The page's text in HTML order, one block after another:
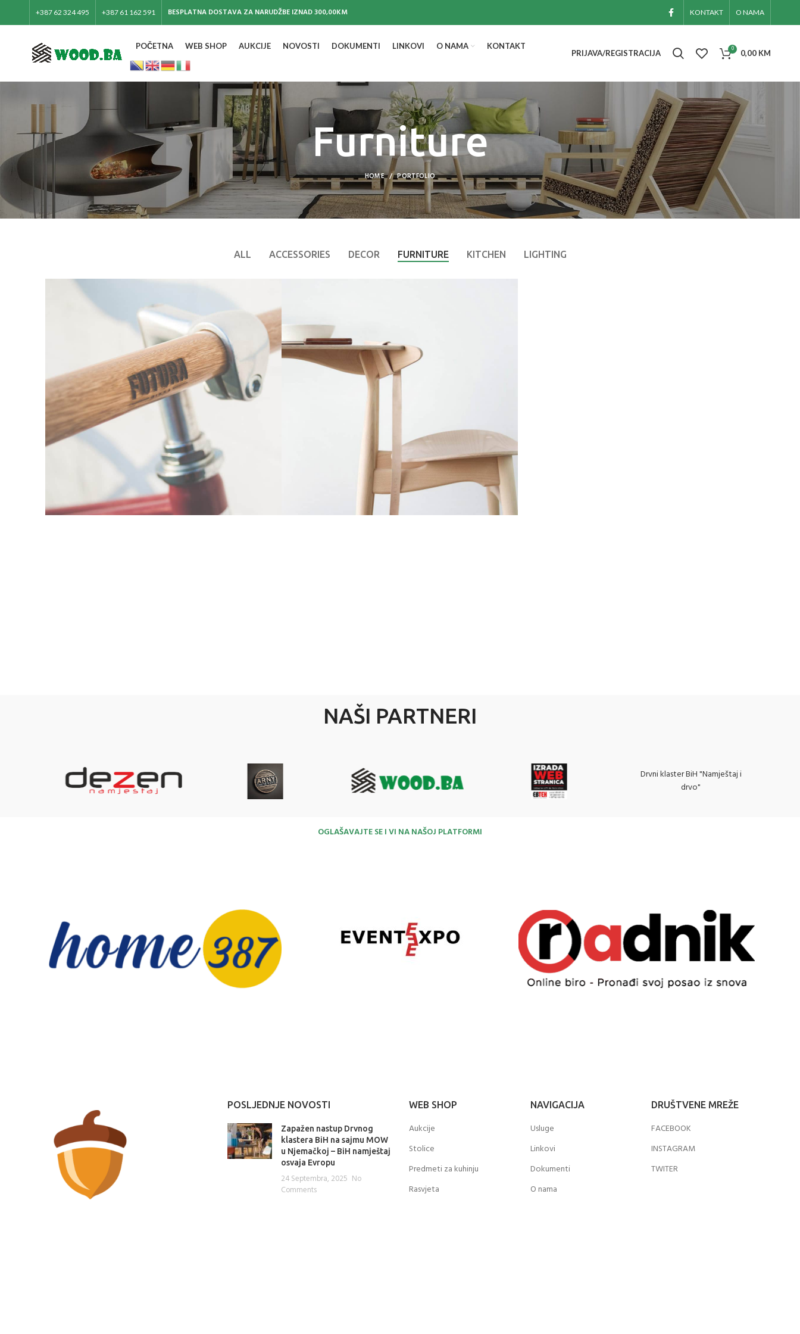
+387 62 324 495 +387 61 162 591 BESPLATNA DOSTAVA ZA NARUDŽBE IZNAD 300,00KM KONTAKT O NAMA
POČETNA WEB SHOP AUKCIJE NOVOSTI DOKUMENTI LINKOVI O NAMA KONTAKT
PRIJAVA/REGISTRACIJA 0 0,00 KM
Furniture
HOME PORTFOLIO
ALL ACCESSORIES DECOR FURNITURE KITCHEN LIGHTING
NAŠI PARTNERI
Drvni klaster BiH "Namještaj i
drvo"
OGLAŠAVAJTE SE I VI NA NAŠOJ PLATFORMI
POSLJEDNJE NOVOSTI
Zapažen nastup Drvnog
klastera BiH na sajmu MOW
u Njemačkoj – BiH namještaj
osvaja Evropu
24 Septembra, 2025 No
Comments
WEB SHOP
Aukcije
Stolice
Predmeti za kuhinju
Rasvjeta
NAVIGACIJA
Usluge
Linkovi
Dokumenti
O nama
DRUŠTVENE MREŽE
FACEBOOK
INSTAGRAM
TWITER